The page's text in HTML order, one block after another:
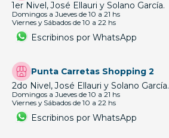
1er Nivel, José Ellauri y Solano García.
Domingos a Jueves de 10 a 21 hs
Viernes y Sábados de 10 a 22 hs
Escribinos por WhatsApp
Punta Carretas Shopping 2
2do Nivel, José Ellauri y Solano García.
Domingos a Jueves de 10 a 21 hs
Viernes y Sábados de 10 a 22 hs
Escribinos por WhatsApp